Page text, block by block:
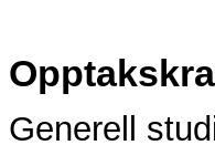
Generell